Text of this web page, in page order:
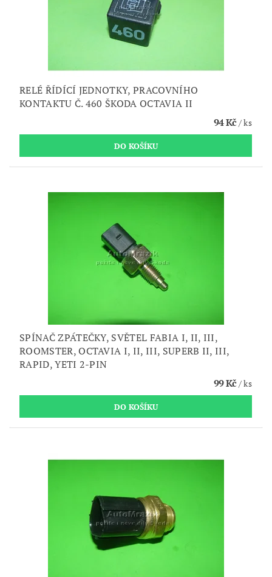
RELÉ ŘÍDÍCÍ JEDNOTKY, PRACOVNÍHO
KONTAKTU Č. 460 ŠKODA OCTAVIA II
94 Kč/ ks
SPÍNAČ ZPÁTEČKY, SVĚTEL FABIA I, II, III,
ROOMSTER, OCTAVIA I, II, III, SUPERB II, III,
RAPID, YETI 2-PIN
99 Kč/ ks